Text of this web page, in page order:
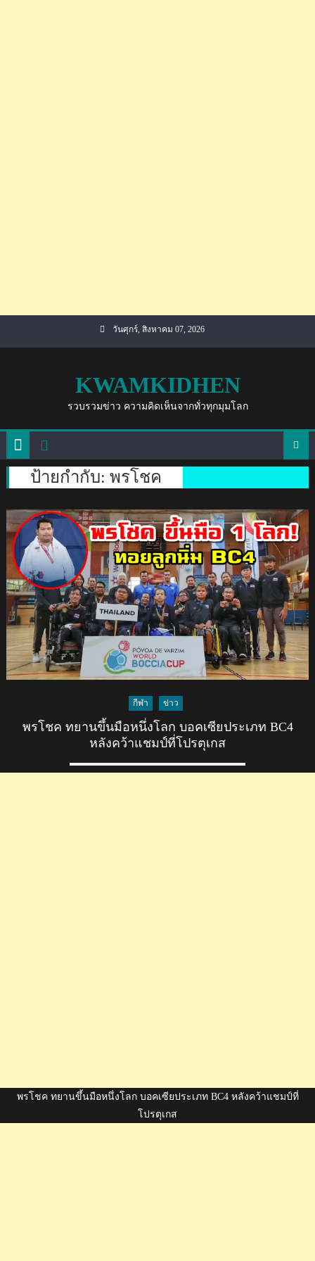
วันศุกร์, สิงหาคม 07, 2026
KWAMKIDHEN
รวบรวมข่าว ความคิดเห็นจากทั่วทุกมุมโลก
ป้ายกำกับ: พรโชค
กีฬา ข่าว
พรโชค ทยานขึ้นมือหนึ่งโลก บอคเซียประเภท BC4
หลังคว้าแชมป์ที่โปรตุเกส
พรโชค ทยานขึ้นมือหนึ่งโลก บอคเซียประเภท BC4 หลังคว้าแชมป์ที่
โปรตุเกส